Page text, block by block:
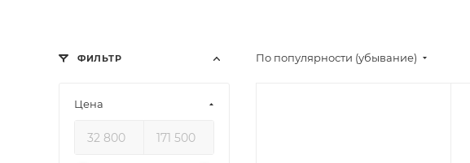
По популярности (убывание)
ФИЛЬТР
Цена